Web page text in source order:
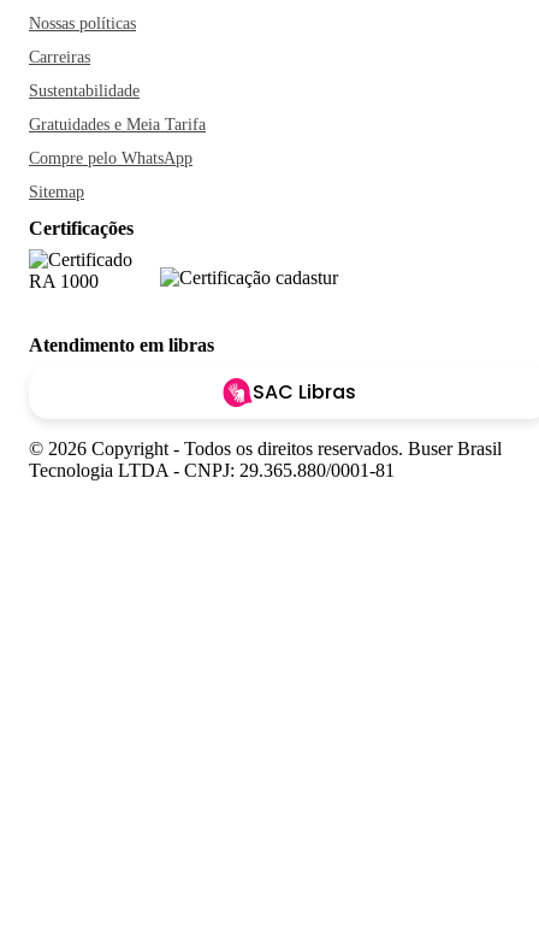
Nossas políticas
Carreiras
Sustentabilidade
Gratuidades e Meia Tarifa
Compre pelo WhatsApp
Sitemap
Certificações
Atendimento em libras
SAC Libras
© 2026 Copyright - Todos os direitos reservados. Buser Brasil
Tecnologia LTDA - CNPJ: 29.365.880/0001-81